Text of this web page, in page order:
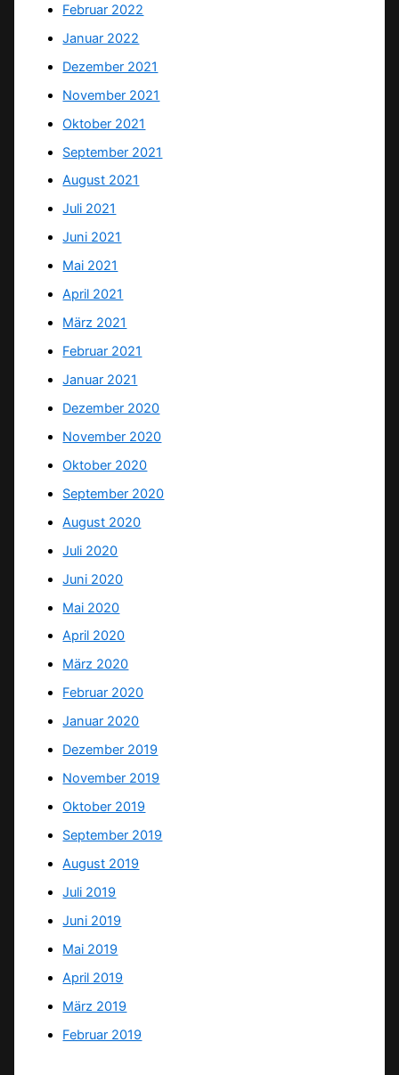
Februar 2022
Januar 2022
Dezember 2021
November 2021
Oktober 2021
September 2021
August 2021
Juli 2021
Juni 2021
Mai 2021
April 2021
März 2021
Februar 2021
Januar 2021
Dezember 2020
November 2020
Oktober 2020
September 2020
August 2020
Juli 2020
Juni 2020
Mai 2020
April 2020
März 2020
Februar 2020
Januar 2020
Dezember 2019
November 2019
Oktober 2019
September 2019
August 2019
Juli 2019
Juni 2019
Mai 2019
April 2019
März 2019
Februar 2019